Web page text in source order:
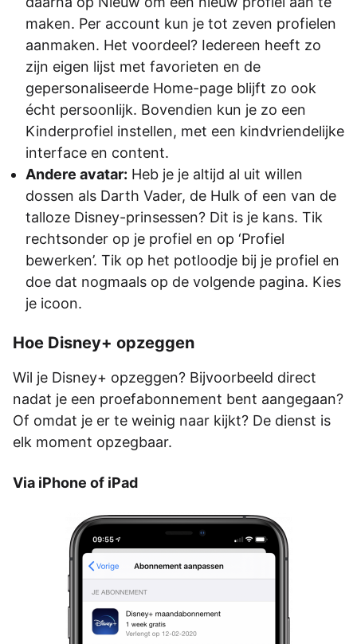
maken. Per account kun je tot zeven profielen
aanmaken. Het voordeel? Iedereen heeft zo
zijn eigen lijst met favorieten en de
gepersonaliseerde Home-page blijft zo ook
écht persoonlijk. Bovendien kun je zo een
Kinderprofiel instellen, met een kindvriendelijke
interface en content.
Andere avatar: Heb je je altijd al uit willen
dossen als Darth Vader, de Hulk of een van de
talloze Disney-prinsessen? Dit is je kans. Tik
rechtsonder op je profiel en op ‘Profiel
bewerken’. Tik op het potloodje bij je profiel en
doe dat nogmaals op de volgende pagina. Kies
je icoon.
Hoe Disney+ opzeggen
Wil je Disney+ opzeggen? Bijvoorbeeld direct
nadat je een proefabonnement bent aangegaan?
Of omdat je er te weinig naar kijkt? De dienst is
elk moment opzegbaar.
Via iPhone of iPad